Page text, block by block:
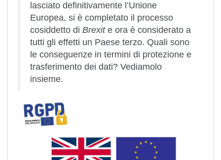
lasciato definitivamente l’Unione
Europea, si è completato il processo
cosiddetto di Brexite ora è considerato a
tutti gli effetti un Paese terzo. Quali sono
le conseguenze in termini di protezione e
trasferimento dei dati? Vediamolo
insieme.